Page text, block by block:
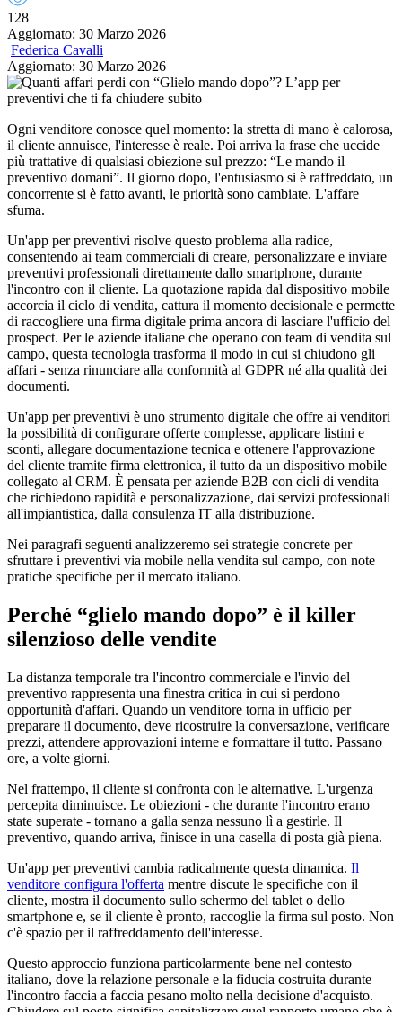
128
Aggiornato: 30 Marzo 2026
Federica Cavalli
Aggiornato: 30 Marzo 2026
Ogni venditore conosce quel momento: la stretta di mano è calorosa,
il cliente annuisce, l'interesse è reale. Poi arriva la frase che uccide
più trattative di qualsiasi obiezione sul prezzo: “Le mando il
preventivo domani”. Il giorno dopo, l'entusiasmo si è raffreddato, un
concorrente si è fatto avanti, le priorità sono cambiate. L'affare
sfuma.
Un'app per preventivi risolve questo problema alla radice,
consentendo ai team commerciali di creare, personalizzare e inviare
preventivi professionali direttamente dallo smartphone, durante
l'incontro con il cliente. La quotazione rapida dal dispositivo mobile
accorcia il ciclo di vendita, cattura il momento decisionale e permette
di raccogliere una firma digitale prima ancora di lasciare l'ufficio del
prospect. Per le aziende italiane che operano con team di vendita sul
campo, questa tecnologia trasforma il modo in cui si chiudono gli
affari - senza rinunciare alla conformità al GDPR né alla qualità dei
documenti.
Un'app per preventivi è uno strumento digitale che offre ai venditori
la possibilità di configurare offerte complesse, applicare listini e
sconti, allegare documentazione tecnica e ottenere l'approvazione
del cliente tramite firma elettronica, il tutto da un dispositivo mobile
collegato al CRM. È pensata per aziende B2B con cicli di vendita
che richiedono rapidità e personalizzazione, dai servizi professionali
all'impiantistica, dalla consulenza IT alla distribuzione.
Nei paragrafi seguenti analizzeremo sei strategie concrete per
sfruttare i preventivi via mobile nella vendita sul campo, con note
pratiche specifiche per il mercato italiano.
Perché “glielo mando dopo” è il killer
silenzioso delle vendite
La distanza temporale tra l'incontro commerciale e l'invio del
preventivo rappresenta una finestra critica in cui si perdono
opportunità d'affari. Quando un venditore torna in ufficio per
preparare il documento, deve ricostruire la conversazione, verificare
prezzi, attendere approvazioni interne e formattare il tutto. Passano
ore, a volte giorni.
Nel frattempo, il cliente si confronta con le alternative. L'urgenza
percepita diminuisce. Le obiezioni - che durante l'incontro erano
state superate - tornano a galla senza nessuno lì a gestirle. Il
preventivo, quando arriva, finisce in una casella di posta già piena.
Un'app per preventivi cambia radicalmente questa dinamica. Il
venditore configura l'offerta mentre discute le specifiche con il
cliente, mostra il documento sullo schermo del tablet o dello
smartphone e, se il cliente è pronto, raccoglie la firma sul posto. Non
c'è spazio per il raffreddamento dell'interesse.
Questo approccio funziona particolarmente bene nel contesto
italiano, dove la relazione personale e la fiducia costruita durante
l'incontro faccia a faccia pesano molto nella decisione d'acquisto.